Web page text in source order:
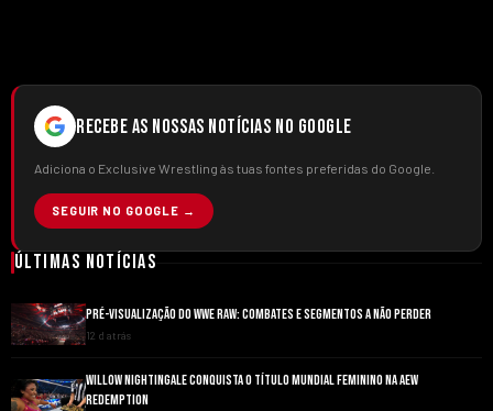
RECEBE AS NOSSAS NOTÍCIAS NO GOOGLE
Adiciona o Exclusive Wrestling às tuas fontes preferidas do Google.
SEGUIR NO GOOGLE →
Últimas Notícias
PRÉ-VISUALIZAÇÃO DO WWE RAW: COMBATES E SEGMENTOS A NÃO PERDER
12 d atrás
WILLOW NIGHTINGALE CONQUISTA O TÍTULO MUNDIAL FEMININO NA AEW
REDEMPTION